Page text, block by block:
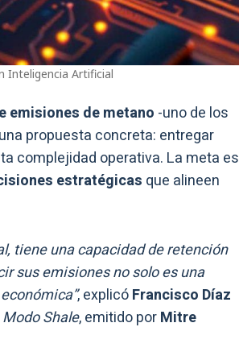
Inteligencia Artificial
emisiones de metano -uno de los
propuesta concreta: entregar
complejidad operativa. La meta es
estratégicas que alineen
tiene una capacidad de retención
sus emisiones no solo es una
, explicóFrancisco Díaz
Modo Shale, emitido porMitre